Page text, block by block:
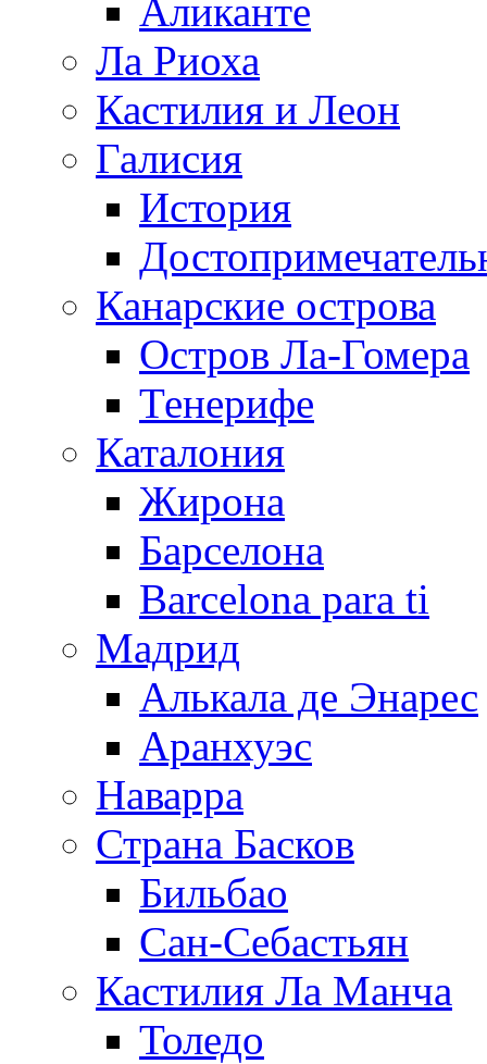
Аликанте
Ла Риоха
Кастилия и Леон
Галисия
История
Канарские острова
Остров Ла-Гомера
Тенерифе
Каталония
Жирона
Барселона
Barcelona para ti
Мадрид
Алькала де Энарес
Аранхуэс
Наварра
Страна Басков
Бильбао
Сан-Себастьян
Кастилия Ла Манча
Толедо